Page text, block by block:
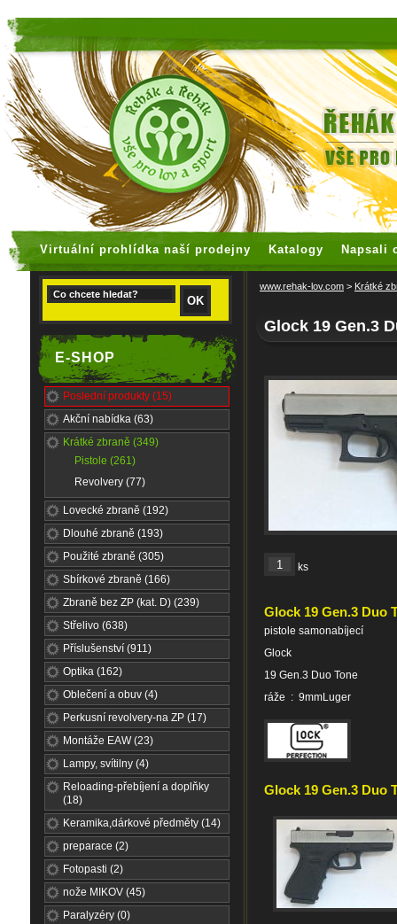
Virtuální prohlídka naší prodejny Katalogy Napsali
E-SHOP
Poslední produkty (15)
Akční nabídka (63)
Krátké zbraně (349)
Pistole (261)
Revolvery (77)
Lovecké zbraně (192)
Dlouhé zbraně (193)
Použité zbraně (305)
Sbírkové zbraně (166)
Zbraně bez ZP (kat. D) (239)
Střelivo (638)
Příslušenství (911)
Optika (162)
Oblečení a obuv (4)
Perkusní revolvery-na ZP (17)
Montáže EAW (23)
Lampy, svítilny (4)
Reloading-přebíjení a doplňky
(18)
Keramika,dárkové předměty (14)
preparace (2)
Fotopasti (2)
nože MIKOV (45)
Paralyzéry (0)
www.rehak-lov.com > Krátké
Glock 19 Gen.3
ks
Glock 19 Gen.3 Duo
pistole samonabíjecí
Glock
19 Gen.3 Duo Tone
ráže : 9mmLuger
Glock 19 Gen.3 Duo